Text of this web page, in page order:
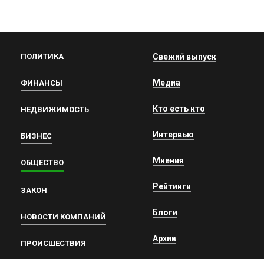
ПОЛИТИКА
ФИНАНСЫ
НЕДВИЖИМОСТЬ
БИЗНЕС
ОБЩЕСТВО
ЗАКОН
НОВОСТИ КОМПАНИЙ
ПРОИСШЕСТВИЯ
Свежий выпуск
Медиа
Кто есть кто
Интервью
Мнения
Рейтинги
Блоги
Архив